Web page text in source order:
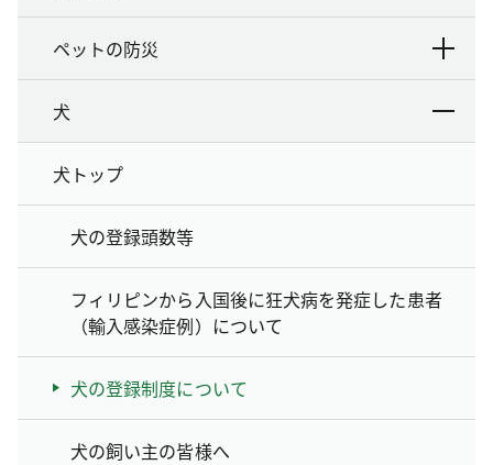
ペットの防災
犬
犬トップ
犬の登録頭数等
フィリピンから入国後に狂犬病を発症した患者
（輸入感染症例）について
犬の登録制度について
犬の飼い主の皆様へ